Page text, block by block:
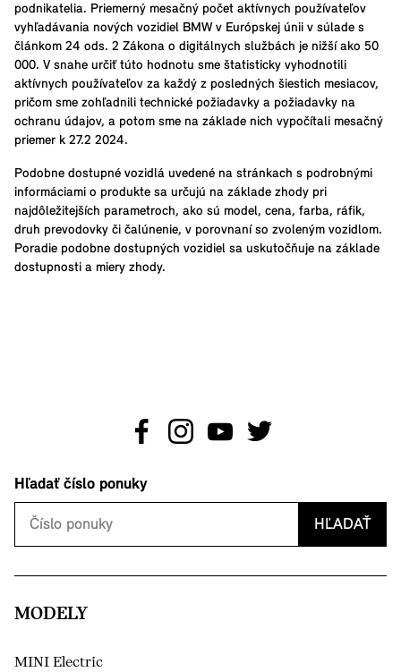
podnikatelia. Priemerný mesačný počet aktívnych používateľov
vyhľadávania nových vozidiel BMW v Európskej únii v súlade s
článkom 24 ods. 2 Zákona o digitálnych službách je nižší ako 50
000. V snahe určiť túto hodnotu sme štatisticky vyhodnotili
aktívnych používateľov za každý z posledných šiestich mesiacov,
pričom sme zohľadnili technické požiadavky a požiadavky na
ochranu údajov, a potom sme na základe nich vypočítali mesačný
priemer k 27.2 2024.
Podobne dostupné vozidlá uvedené na stránkach s podrobnými
informáciami o produkte sa určujú na základe zhody pri
najdôležitejších parametroch, ako sú model, cena, farba, ráfik,
druh prevodovky či čalúnenie, v porovnaní so zvoleným vozidlom.
Poradie podobne dostupných vozidiel sa uskutočňuje na základe
dostupnosti a miery zhody.
Hľadať číslo ponuky
HĽADAŤ
MODELY
MINI Electric